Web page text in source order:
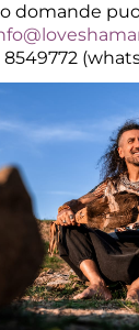
domande
8549772